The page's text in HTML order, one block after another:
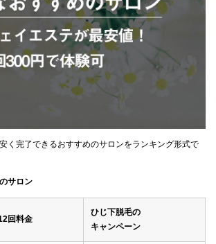
く完了できるおすすめのサロンをランキング形式で
サロン
回料金
ひじ下脱毛の
キャンペーン